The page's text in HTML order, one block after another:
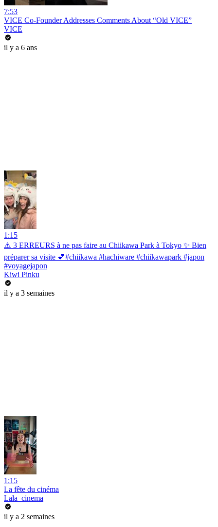
7:53
VICE Co-Founder Addresses Comments About “Old VICE”
VICE
il y a 6 ans
1:15
⚠️ 3 ERREURS à ne pas faire au Chiikawa Park à Tokyo ✨ Bien
préparer sa visite 💕#chiikawa #hachiware #chiikawapark #japon
#voyagejapon
Kiwi Pinku
il y a 3 semaines
1:15
La fête du cinéma
Lala_cinema
il y a 2 semaines